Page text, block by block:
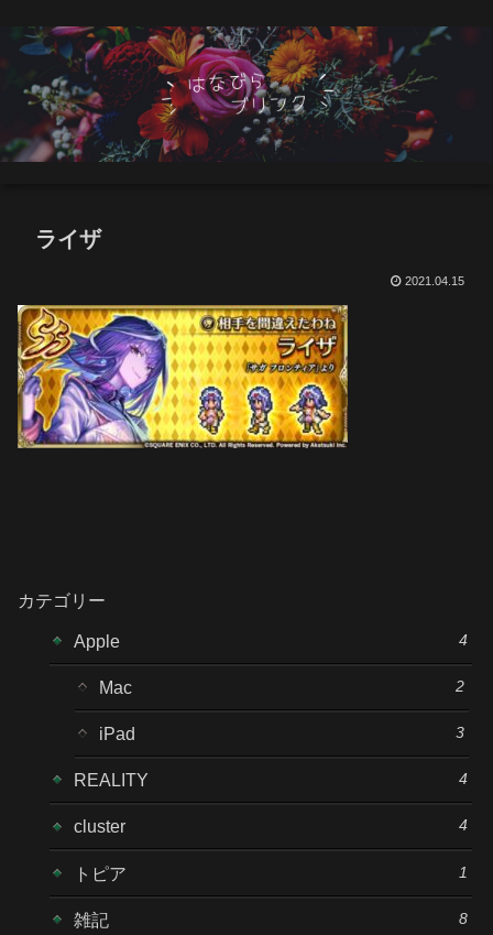
ライザ
2021.04.15
カテゴリー
Apple 4
Mac 2
iPad 3
REALITY 4
cluster 4
トピア 1
雑記 8